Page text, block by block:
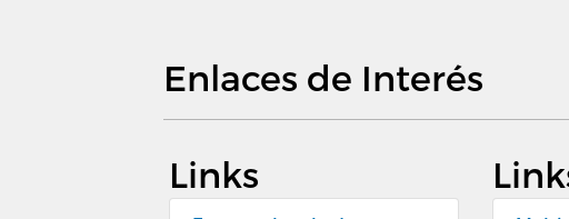
Enlaces de Interés
Links